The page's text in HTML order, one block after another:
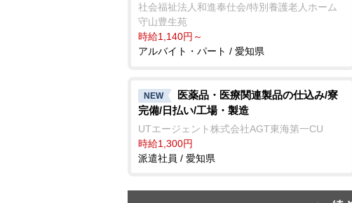
社会福祉法人和進奉仕会/特別養護老人ホーム
守山豊生苑
時給1,140円～
アルバイト・パート / 愛知県
NEW
医薬品・医療関連製品の仕込み/寮
完備/日払い/工場・製造
UTエージェント株式会社AGT東海第一CU
時給1,300円
派遣社員 / 愛知県